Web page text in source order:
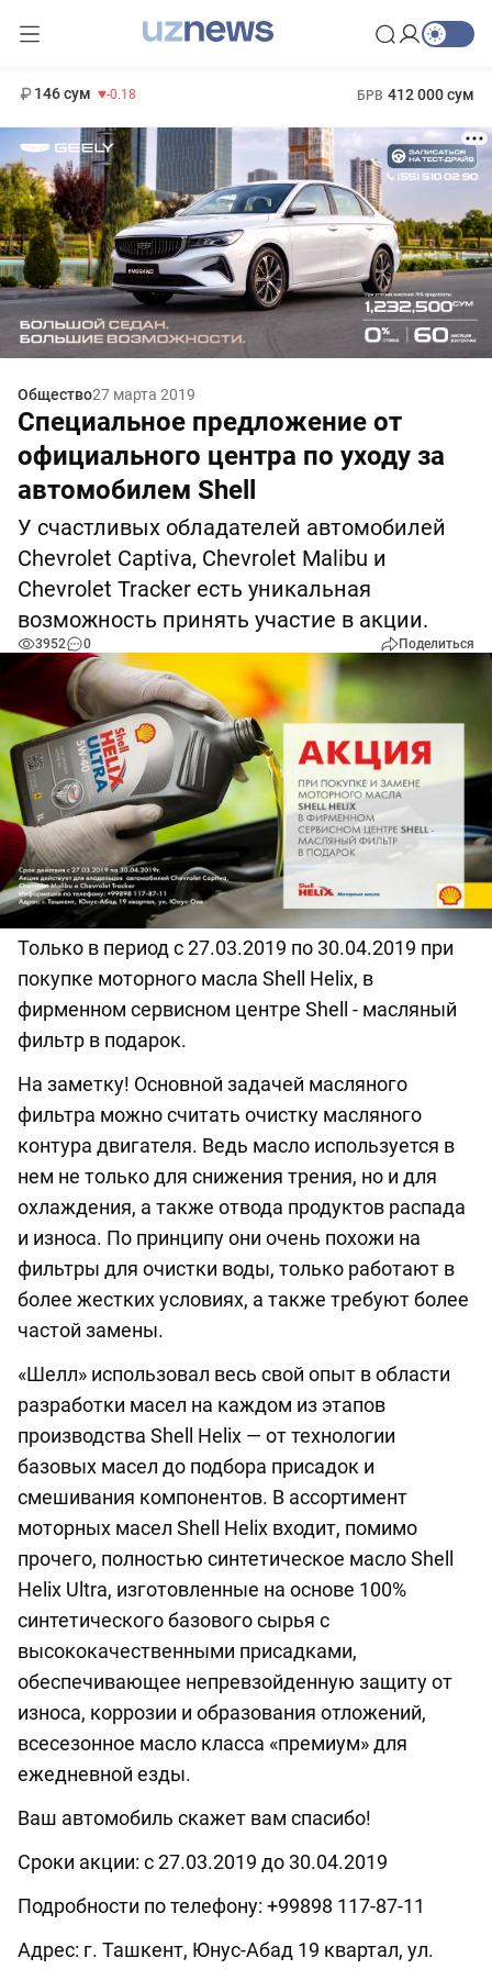
146 сум -0.18 БРВ 412 000 сум
Общество27 марта 2019
Специальное предложение от
официального центра по уходу за
автомобилем Shell
У счастливых обладателей автомобилей
Chevrolet Captiva, Chevrolet Malibu и
Chevrolet Tracker есть уникальная
возможность принять участие в акции.
3952 0 Поделиться
Только в период с 27.03.2019 по 30.04.2019 при
покупке моторного масла Shell Helix, в
фирменном сервисном центре Shell - масляный
фильтр в подарок.
На заметку! Основной задачей масляного
фильтра можно считать очистку масляного
контура двигателя. Ведь масло используется в
нем не только для снижения трения, но и для
охлаждения, а также отвода продуктов распада
и износа. По принципу они очень похожи на
фильтры для очистки воды, только работают в
более жестких условиях, а также требуют более
частой замены.
«Шелл» использовал весь свой опыт в области
разработки масел на каждом из этапов
производства Shell Helix — от технологии
базовых масел до подбора присадок и
смешивания компонентов. В ассортимент
моторных масел Shell Helix входит, помимо
прочего, полностью синтетическое масло Shell
Helix Ultra, изготовленные на основе 100%
синтетического базового сырья с
высококачественными присадками,
обеспечивающее непревзойденную защиту от
износа, коррозии и образования отложений,
всесезонное масло класса «премиум» для
ежедневной езды.
Ваш автомобиль скажет вам спасибо!
Сроки акции: с 27.03.2019 до 30.04.2019
Подробности по телефону: +99898 117-87-11
Адрес: г. Ташкент, Юнус-Абад 19 квартал, ул.